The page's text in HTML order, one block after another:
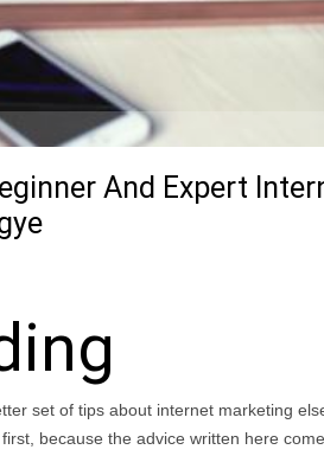
And Expert
set of tips about internet marketing
because the advice written here